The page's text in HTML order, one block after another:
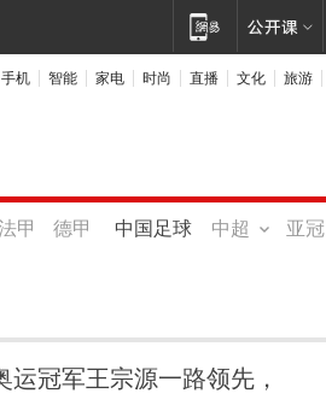
手机 智能 家电 时尚 直播 文化 旅游
甲 德甲 中国足球 中超 亚冠
冠军王宗源一路领先，